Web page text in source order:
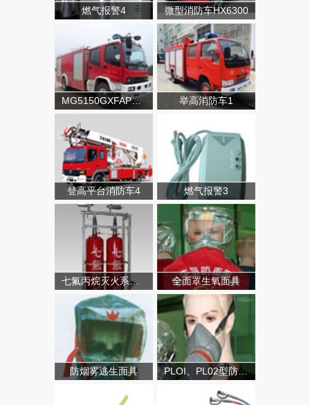
燃气报警4 微型消防车HX6300
MG5150GXFAP50A类泡沫消防车 举高消防车1
登高平台消防车4 燃气报警3
七氟丙烷灭火系统（有管网） 全面罩生氧面具
防烟雾逃生面具 PLOI、PL02型防毒面具